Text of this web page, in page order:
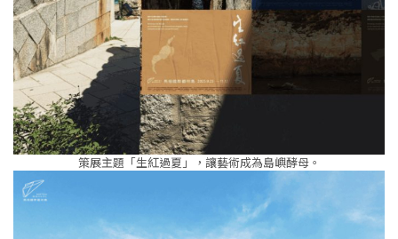
策展主題「生紅過夏」，讓藝術成為島嶼酵母。